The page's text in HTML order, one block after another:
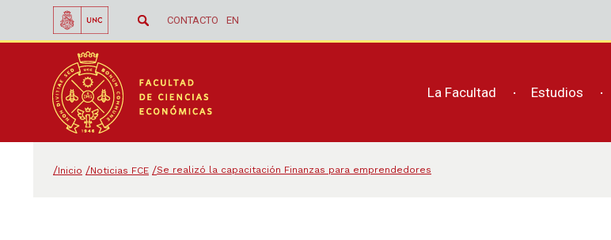
CONTACTO EN
La Facultad Estudios
Inicio Noticias FCE Se realizó la capacitación Finanzas para emprendedores